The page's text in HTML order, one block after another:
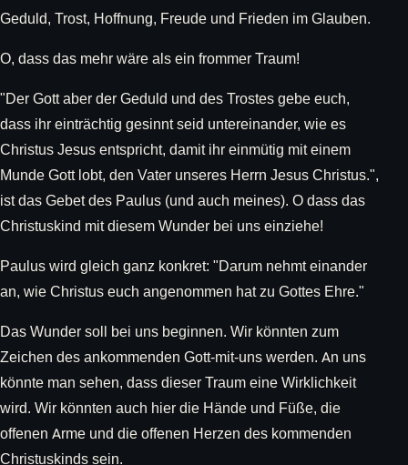
Geduld, Trost, Hoffnung, Freude und Frieden im Glauben.
O, dass das mehr wäre als ein frommer Traum!
"Der Gott aber der Geduld und des Trostes gebe euch,
dass ihr einträchtig gesinnt seid untereinander, wie es
Christus Jesus entspricht, damit ihr einmütig mit einem
Munde Gott lobt, den Vater unseres Herrn Jesus Christus.",
ist das Gebet des Paulus (und auch meines). O dass das
Christuskind mit diesem Wunder bei uns einziehe!
Paulus wird gleich ganz konkret: "Darum nehmt einander
an, wie Christus euch angenommen hat zu Gottes Ehre."
Das Wunder soll bei uns beginnen. Wir könnten zum
Zeichen des ankommenden Gott-mit-uns werden. An uns
könnte man sehen, dass dieser Traum eine Wirklichkeit
wird. Wir könnten auch hier die Hände und Füße, die
offenen Arme und die offenen Herzen des kommenden
Christuskinds sein.